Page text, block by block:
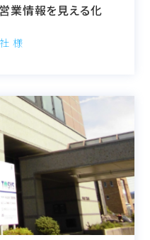
業情報を見える化
様